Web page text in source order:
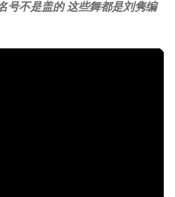
号不是盖的 这些舞都是刘隽编